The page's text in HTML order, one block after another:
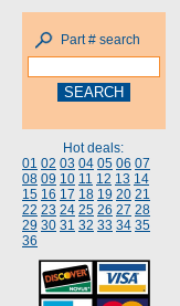
Part # search
Hot deals:
01 02 03 04 05 06 07
08 09 10 11 12 13 14
15 16 17 18 19 20 21
22 23 24 25 26 27 28
29 30 31 32 33 34 35
36